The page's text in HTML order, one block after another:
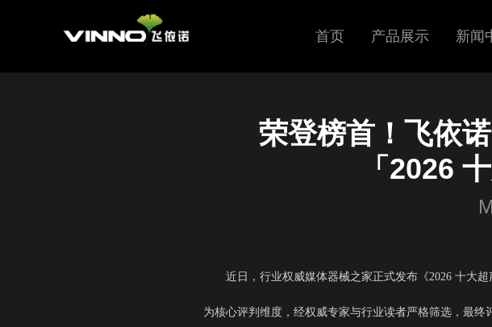
首页 产品展示
呼吸机
新闻
新闻中心
荣登榜首！飞依
「2026
近日，行业权威媒体器械之家正式发布《2026 十大
为核心评判维度，经权威专家与行业读者严格筛选，最